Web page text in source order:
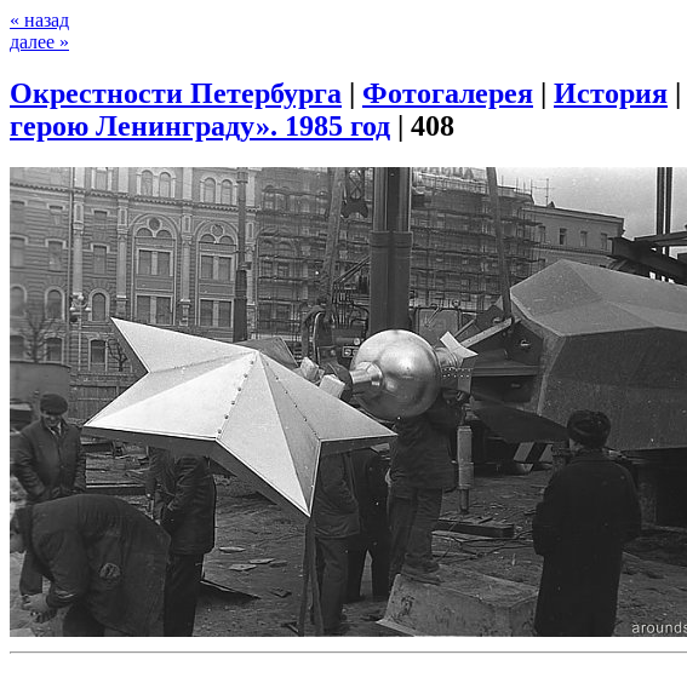
« назад
далее »
Окрестности Петербурга | Фотогалерея | История |
герою Ленинграду». 1985 год | 408